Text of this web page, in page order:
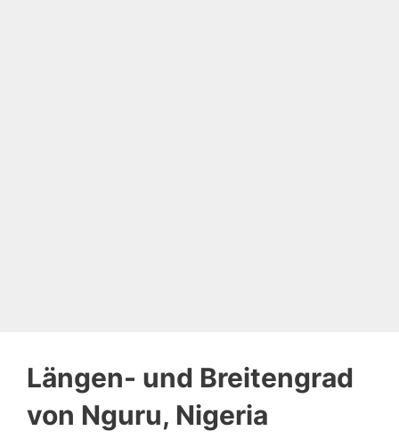
Längen- und Breitengrad
von Nguru, Nigeria